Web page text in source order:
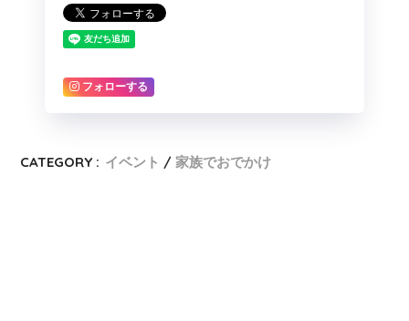
フォローする
CATEGORY : イベント 家族でおでかけ